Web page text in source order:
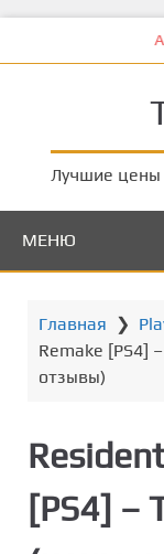
к
с
Адаптер-
Лучшие цены
МЕНЮ
Главная ❯
Remake [PS4]
отзывы)
[PS4] –